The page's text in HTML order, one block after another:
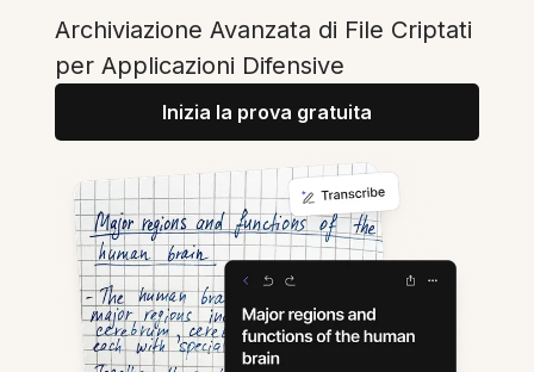
Archiviazione Avanzata di File Criptati
per Applicazioni Difensive
Inizia la prova gratuita